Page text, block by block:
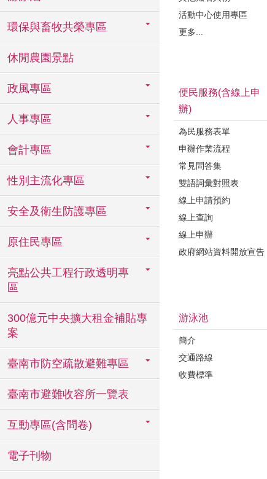
環保與畜牧共榮專區
休閒農園景點
政風專區
人事專區
會計專區
性別主流化專區
安全及衛生防護專區
原住民專區
亮點公共工程行政透明專
區
300億元中央擴大租金補貼專
案
臺南市防空疏散避難專區
臺南市避難收容所一覽表
互動專區(含問卷)
電子刊物
活動中心使用專區
更多...
便民服務(含線上申
辦)
為民服務表單
申辦作業流程
常見問答集
雙語詞彙對照表
線上申請預約
線上查詢
線上申辦
政府網站資料開放宣告
游泳池
簡介
交通路線
收費標準